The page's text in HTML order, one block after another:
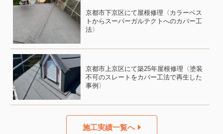
京都市下京区にて屋根修理〈カラーベス
トからスーパーガルテクトへのカバー工
法〉
京都市上京区にて築25年屋根修理〈塗装
不可のスレートをカバー工法で再生した
事例〉
施工実績一覧へ